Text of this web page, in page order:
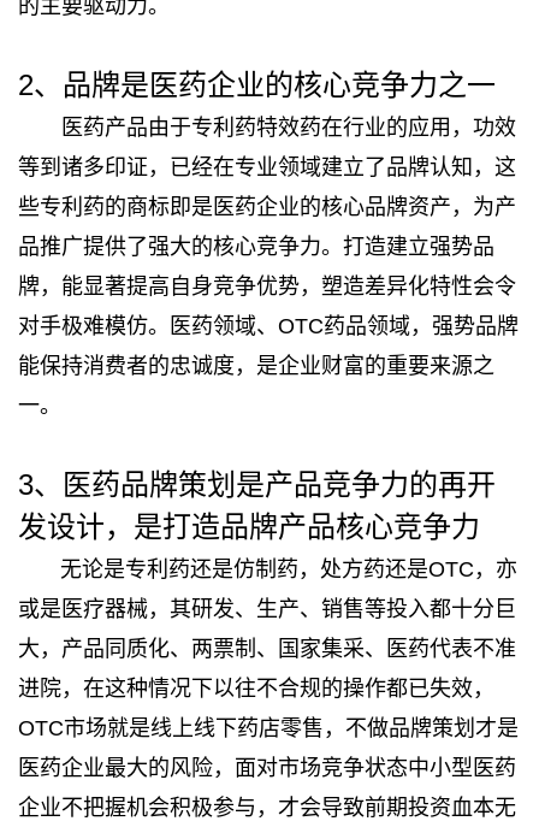
的主要驱动力。
2、品牌是医药企业的核心竞争力之一
医药产品由于专利药特效药在行业的应用，功效
等到诸多印证，已经在专业领域建立了品牌认知，这
些专利药的商标即是医药企业的核心品牌资产，为产
品推广提供了强大的核心竞争力。打造建立强势品
牌，能显著提高自身竞争优势，塑造差异化特性会令
对手极难模仿。医药领域、OTC药品领域，强势品牌
能保持消费者的忠诚度，是企业财富的重要来源之
一。
3、医药品牌策划是产品竞争力的再开
发设计，是打造品牌产品核心竞争力
无论是专利药还是仿制药，处方药还是OTC，亦
或是医疗器械，其研发、生产、销售等投入都十分巨
大，产品同质化、两票制、国家集采、医药代表不准
进院，在这种情况下以往不合规的操作都已失效，
OTC市场就是线上线下药店零售，不做品牌策划才是
医药企业最大的风险，面对市场竞争状态中小型医药
企业不把握机会积极参与，才会导致前期投资血本无